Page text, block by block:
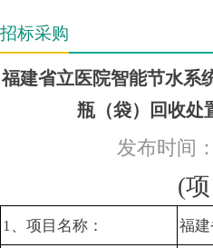
招标采购
福建省立医院智能节水系
瓶（袋）回收处
发布时间
(
1、项目名称： 福